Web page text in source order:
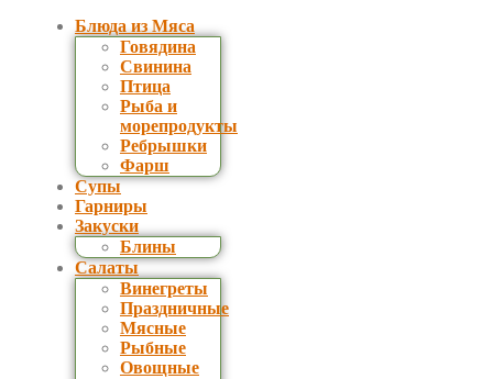
Блюда из Мяса
Говядина
Свинина
Птица
Рыба и
морепродукты
Ребрышки
Фарш
Супы
Гарниры
Закуски
Блины
Салаты
Винегреты
Праздничные
Мясные
Рыбные
Овощные